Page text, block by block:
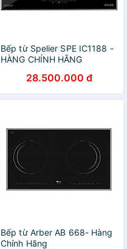
Bếp từ Spelier SPE IC1188 -
HÀNG CHÍNH HÃNG
28.500.000 đ
Bếp từ Arber AB 668- Hàng
Chính Hãng